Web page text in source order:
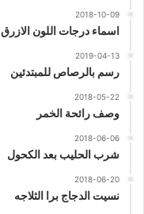
2018-10-09
اسماء درجات اللون الازرق
2019-04-13
رسم بالرصاص للمبتدئين
2018-05-22
وصف رائحة الخمر
2018-06-06
شرب الحليب بعد الكحول
2018-06-20
نسيت الدجاج برا الثلاجه